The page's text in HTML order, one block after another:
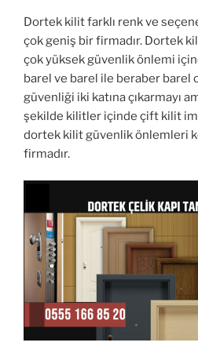
Dortek kilit farklı renk ve
çok geniş bir firmadır. Dortek
çok yüksek güvenlik önlemi
barel ve barel ile beraber barel
güvenliği iki katına çıkarmayı
şekilde kilitler içinde çift kilit
dortek kilit güvenlik önlemleri
firmadır.